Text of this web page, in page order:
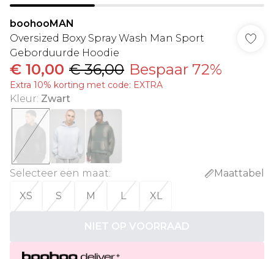
boohooMAN
Oversized Boxy Spray Wash Man Sport
Geborduurde Hoodie
€ 10,00 € 36,00 Bespaar 72%
Extra 10% korting met code: EXTRA
Kleur: Zwart
Selecteer een maat:
Maattabel
XS
S M L XL
NIET OP VOORRAAD